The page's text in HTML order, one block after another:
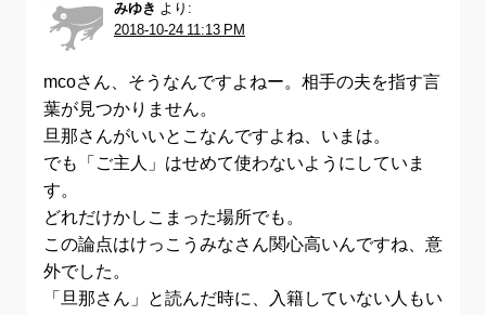
みゆき より:
2018-10-24 11:13 PM
mcoさん、そうなんですよねー。相手の夫を指す言
葉が見つかりません。
旦那さんがいいとこなんですよね、いまは。
でも「ご主人」はせめて使わないようにしていま
す。
どれだけかしこまった場所でも。
この論点はけっこうみなさん関心高いんですね、意
外でした。
「旦那さん」と読んだ時に、入籍していない人もい